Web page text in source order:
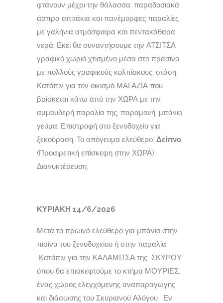
φτάνουν μέχρι την θάλασσα, παραδοσιακά
άσπρα σπιτάκια και πανέμορφες παραλίες
με γαλήνια ατμόσφαιρα και πεντακάθαρα
νερά. Εκεί θα συναντήσουμε την ΑΤΣΙΤΣΑ
γραφικό χωριό χτισμένο μέσα στο πράσινο
με πολλούς γραφικούς κολπίσκους, στάση.
Κατόπιν για τον οικισμό ΜΑΓΑΖΙΑ που
βρίσκεται κάτω από την ΧΩΡΑ με την
αμμουδερή παραλία της, παραμονή, μπάνιο,
γεύμα. Επιστροφή στο ξενοδοχείο για
ξεκούραση. Το απόγευμα ελεύθερο. Δείπνο.
(Προαιρετική επίσκεψη στην ΧΩΡΑ).
Διανυκτέρευση.
ΚΥΡΙΑΚΗ 14/6/2026
Μετά το πρωινό ελεύθερο για μπάνιο στην
πισίνα του ξενοδοχείου ή στην παραλία.
Κατόπιν για την ΚΑΛΑΜΙΤΣΑ της ΣΚΥΡΟΥ
όπου θα επισκεφτούμε το κτήμα ΜΟΥΡΙΕΣ,
ένας χώρος ελεγχόμενης αναπαραγωγής
και διάσωσης του Σκυριανού Αλόγου. Εν